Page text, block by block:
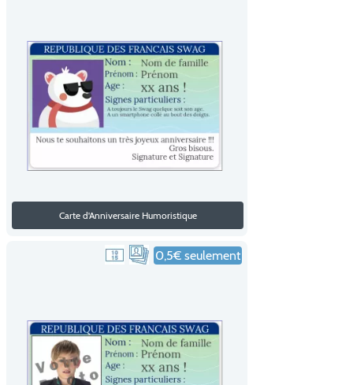
Carte d'Anniversaire Humoristique
0,5€ seulement